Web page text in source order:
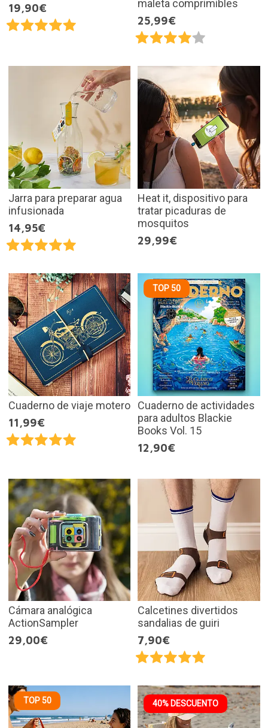
19,90€
maleta comprimibles
25,99€
Jarra para preparar agua
infusionada
14,95€
Heat it, dispositivo para
tratar picaduras de
mosquitos
29,99€
Cuaderno de viaje motero
11,99€
TOP 50
Cuaderno de actividades
para adultos Blackie
Books Vol. 15
12,90€
Cámara analógica
ActionSampler
29,00€
Calcetines divertidos
sandalias de guiri
7,90€
TOP 50 40% DESCUENTO